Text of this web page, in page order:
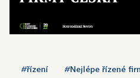
#řízení #Nejlépe řízené